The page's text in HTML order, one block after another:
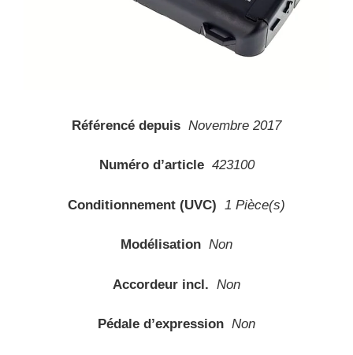
Référencé depuis Novembre 2017
Numéro d’article 423100
Conditionnement (UVC) 1 Pièce(s)
Modélisation Non
Accordeur incl. Non
Pédale d’expression Non